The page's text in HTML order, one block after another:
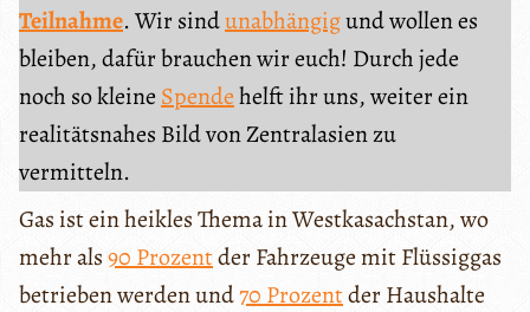
Teilnahme. Wir sindunabhängigund wollen es
bleiben, dafür brauchen wir euch! Durch jede
noch so kleine Spendehelft ihr uns, weiter ein
realitätsnahes Bild von Zentralasien zu
vermitteln.
Gas ist ein heikles Thema in Westkasachstan, wo
mehr als90 Prozentder Fahrzeuge mit Flüssiggas
betrieben werden und70 Prozentder Haushalte